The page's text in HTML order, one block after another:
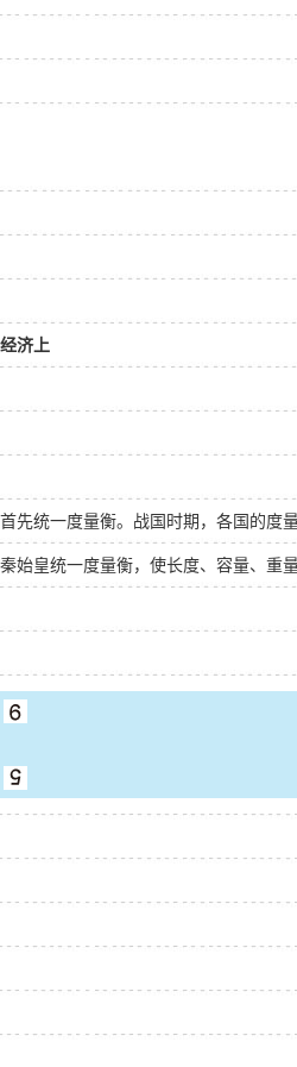
经济上
首先统一度量衡。战国时期，各国的度
秦始皇统一度量衡，使长度、容量、重